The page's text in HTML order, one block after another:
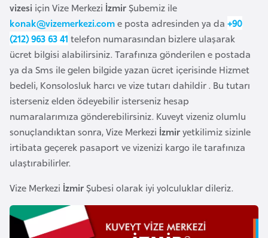
vizesi için Vize Merkezi İzmirŞubemiz ile
konak@vizemerkezi.come posta adresinden ya da +90
(212) 963 63 41 telefon numarasından bizlere ulaşarak
ücret bilgisi alabilirsiniz. Tarafınıza gönderilen e postada
ya da Sms ile gelen bilgide yazan ücret içerisinde Hizmet
bedeli, Konsolosluk harcı ve vize tutarı dahildir . Bu tutarı
isterseniz elden ödeyebilir isterseniz hesap
numaralarımıza gönderebilirsiniz. Kuveyt vizeniz olumlu
sonuçlandıktan sonra, Vize Merkezi İzmiryetkilimiz sizinle
irtibata geçerek pasaport ve vizenizi kargo ile tarafınıza
ulaştırabilirler.
Vize Merkezi İzmirŞubesi olarak iyi yolculuklar dileriz.
D
a
n
i
m
a
r
k
a
D
o